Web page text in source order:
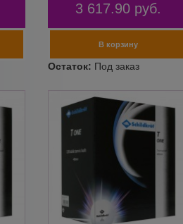
3 617.90 руб.